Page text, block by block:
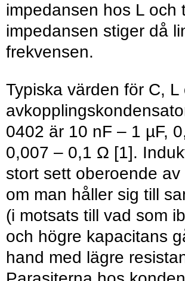
impedansen hos L och
impedansen stiger då
frekvensen.
Typiska värden för C,
0402 är 10 nF – 1 µF,
0,007 – 0,1 Ω [1].
stort sett oberoende
om man håller sig till
(i motsats till vad som
och högre kapacitans
hand med lägre